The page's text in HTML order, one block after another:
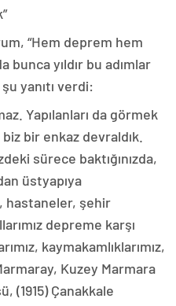
“Hem deprem hem
yıldır bu adımlar
yanıtı verdi:
Yapılanları da görmek
biz bir enkaz devraldık.
sürece baktığınızda,
üstyapıya
hastaneler, şehir
depreme karşı
kaymakamlıklarımız,
Kuzey Marmara
(1915) Çanakkale